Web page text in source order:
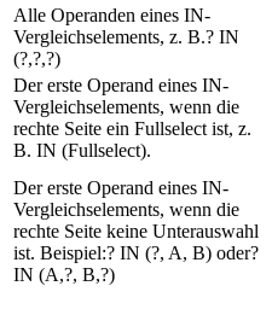
Alle Operanden eines IN-
Vergleichselements, z. B.? IN
(?,?,?)
Der erste Operand eines IN-
Vergleichselements, wenn die
rechte Seite ein Fullselect ist, z.
B. IN (Fullselect).
Der erste Operand eines IN-
Vergleichselements, wenn die
rechte Seite keine Unterauswahl
ist. Beispiel:? IN (?, A, B) oder?
IN (A,?, B,?)